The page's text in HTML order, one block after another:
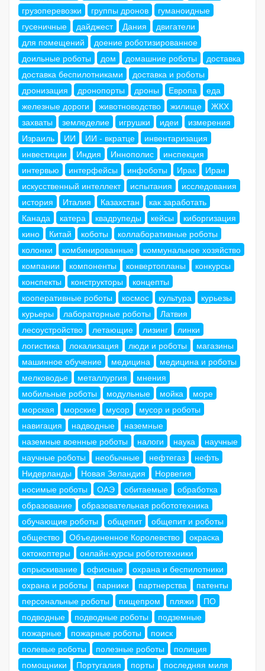
грузоперевозки
группы дронов
гуманоидные
гусеничные
дайджест Дания
двигатели
для помещений
доение роботизированное
доильные роботы
дом домашние роботы
доставка
доставка беспилотниками
доставка и роботы
дронизация
дронопорты дроны Европа
еда
железные дороги
животноводство жилище
ЖКХ
захваты
земледелие игрушки идеи
измерения
Израиль
ИИ ИИ - вкратце
инвентаризация
инвестиции
Индия Иннополис
инспекция
интервью
интерфейсы инфоботы Ирак
Иран
искусственный интеллект
испытания
исследования
история
Италия Казахстан
как заработать
Канада
катера квадрупеды кейсы
киборгизация
кино
Китай коботы
коллаборативные роботы
колонки
комбинированные
коммунальное хозяйство
компании
компоненты конвертопланы
конкурсы
конспекты
конструкторы
концепты
кооперативные роботы
космос культура
курьезы
курьеры
лабораторные роботы
Латвия
лесоустройство
летающие лизинг
линки
логистика
локализация люди и роботы
магазины
машинное обучение
медицина
медицина и роботы
мелководье
металлургия
мнения
мобильные роботы
модульные мойка
море
морская
морские мусор
мусор и роботы
навигация
надводные
наземные
наземные военные роботы
налоги наука
научные
научные роботы
необычные нефтегаз
нефть
Нидерланды
Новая Зеландия
Норвегия
носимые роботы
ОАЭ обитаемые
обработка
образование
образовательная робототехника
обучающие роботы
общепит
общепит и роботы
общество
Объединенное Королевство
окраска
октокоптеры
онлайн-курсы робототехники
опрыскивание
офисные
охрана и беспилотники
охрана и роботы
парники партнерства
патенты
персональные роботы
пищепром пляжи
ПО
подводные
подводные роботы
подземные
пожарные
пожарные роботы
поиск
полевые роботы
полезные роботы
полиция
помощники
Португалия порты
последняя миля